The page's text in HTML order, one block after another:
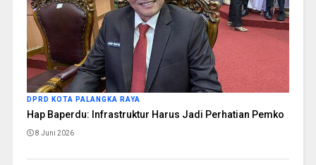
DPRD KOTA PALANGKA RAYA
Hap Baperdu: Infrastruktur Harus Jadi Perhatian Pemko
8 Juni 2026